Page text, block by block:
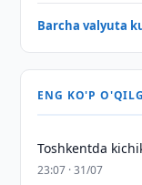
Barcha valyuta
ENG KO'P
Toshkentda
23:07 · 31/07